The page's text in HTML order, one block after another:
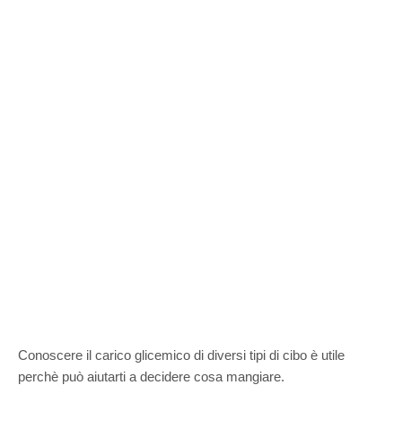
Conoscere il carico glicemico di diversi tipi di cibo è utile
perchè può aiutarti a decidere cosa mangiare.